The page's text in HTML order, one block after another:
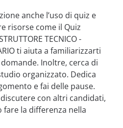
anche l’uso di quiz e
risorse come il Quiz
TECNICO -
ti aiuta a familiarizzarti
Inoltre, cerca di
organizzato. Dedica
e fai delle pause.
con altri candidati,
fare la differenza nella